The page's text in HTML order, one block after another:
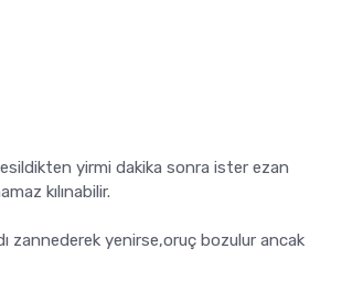
yirmi dakika sonra ister ezan
kılınabilir.
zannederek yenirse,oruç bozulur ancak